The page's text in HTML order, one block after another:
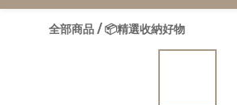
全部商品 /📦精選收納好物